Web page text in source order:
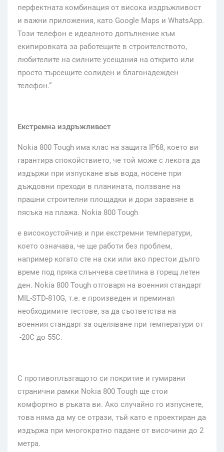
перфектната комбинация от висока издръжливост
и важни приложения, като Google Maps и WhatsApp.
Този телефон е идеалното допълнение към
екипировката за работещите в строителството,
любителите на силните усещания на открито или
просто търсещите солиден и благонадежден
телефон.“
Екстремна издръжливост
Nokia 800 Tough има клас на защита IP68, което ви
гарантира спокойствието, че той може с лекота да
издържи при изпускане във вода, носене при
дъждовни преходи в планината, ползване на
прашни строителни площадки и дори заравяне в
пясъка на плажа. Nokia 800 Tough
е високоустойчив и при екстремни температури,
което означава, че ще работи без проблем,
например когато сте на ски или ако престои дълго
време под пряка слънчева светлина в горещ летен
ден. Nokia 800 Tough отговаря на военния стандарт
MIL-STD-810G, т.е. е произведен и преминал
необходимите тестове, за да съответства на
военния стандарт за оцеляване при температури от
-20C до 55C.
С противоплъзгащото си покритие и гумирани
странични рамки Nokia 800 Tough ще стои
комфортно в ръката ви. Ако случайно го изпуснете,
това няма да му се отрази, тъй като е проектиран да
издържа при многократно падане от височини до 2
метра.